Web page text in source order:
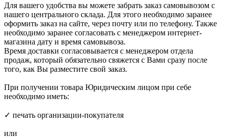
Для вашего удобства вы можете забрать заказ самовывозом с
нашего центрального склада. Для этого необходимо заранее
оформить заказ на сайте, через почту или по телефону. Также
необходимо заранее согласовать с менеджером интернет-
магазина дату и время самовывоза.
Время доставки согласовывается с менеджером отдела
продаж, который обязательно свяжется с Вами сразу после
того, как Вы разместите свой заказ.
При получении товара Юридическим лицом при себе
необходимо иметь:
✓ печать организации-покупателя
или